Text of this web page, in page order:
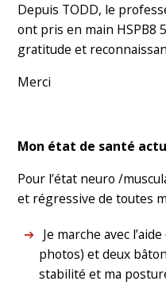
Depuis TODD, le
ont pris en main HSPB8
gratitude et
Merci
Mon état de santé
Pour l’état neuro /
et régressive de toutes
Je marche avec
photos) et deux
stabilité et ma